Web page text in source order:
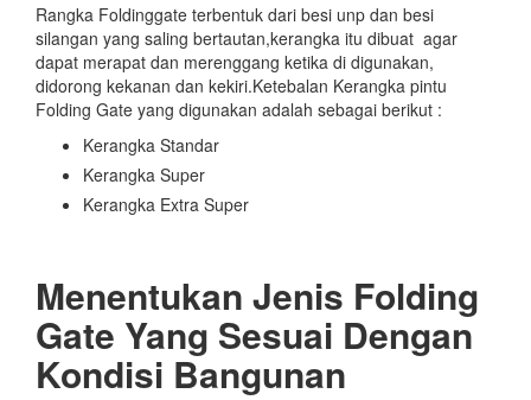
Rangka Foldinggate terbentuk dari besi unp dan besi
silangan yang saling bertautan,kerangka itu dibuat agar
dapat merapat dan merenggang ketika di digunakan,
didorong kekanan dan kekiri.Ketebalan Kerangka pintu
Folding Gate yang digunakan adalah sebagai berikut :
Kerangka Standar
Kerangka Super
Kerangka Extra Super
Menentukan Jenis Folding
Gate Yang Sesuai Dengan
Kondisi Bangunan